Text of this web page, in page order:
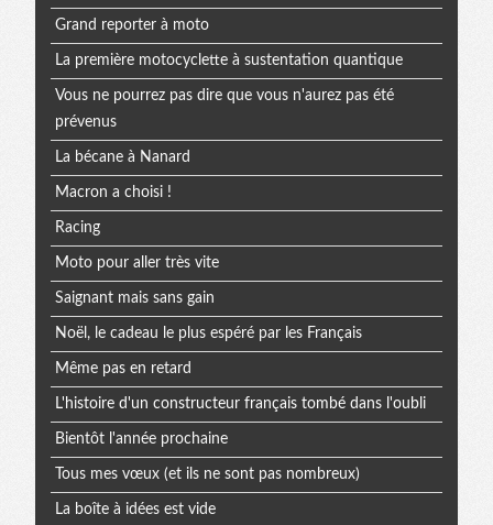
Grand reporter à moto
La première motocyclette à sustentation quantique
Vous ne pourrez pas dire que vous n'aurez pas été
prévenus
La bécane à Nanard
Macron a choisi !
Racing
Moto pour aller très vite
Saignant mais sans gain
Noël, le cadeau le plus espéré par les Français
Même pas en retard
L'histoire d'un constructeur français tombé dans l'oubli
Bientôt l'année prochaine
Tous mes vœux (et ils ne sont pas nombreux)
La boîte à idées est vide